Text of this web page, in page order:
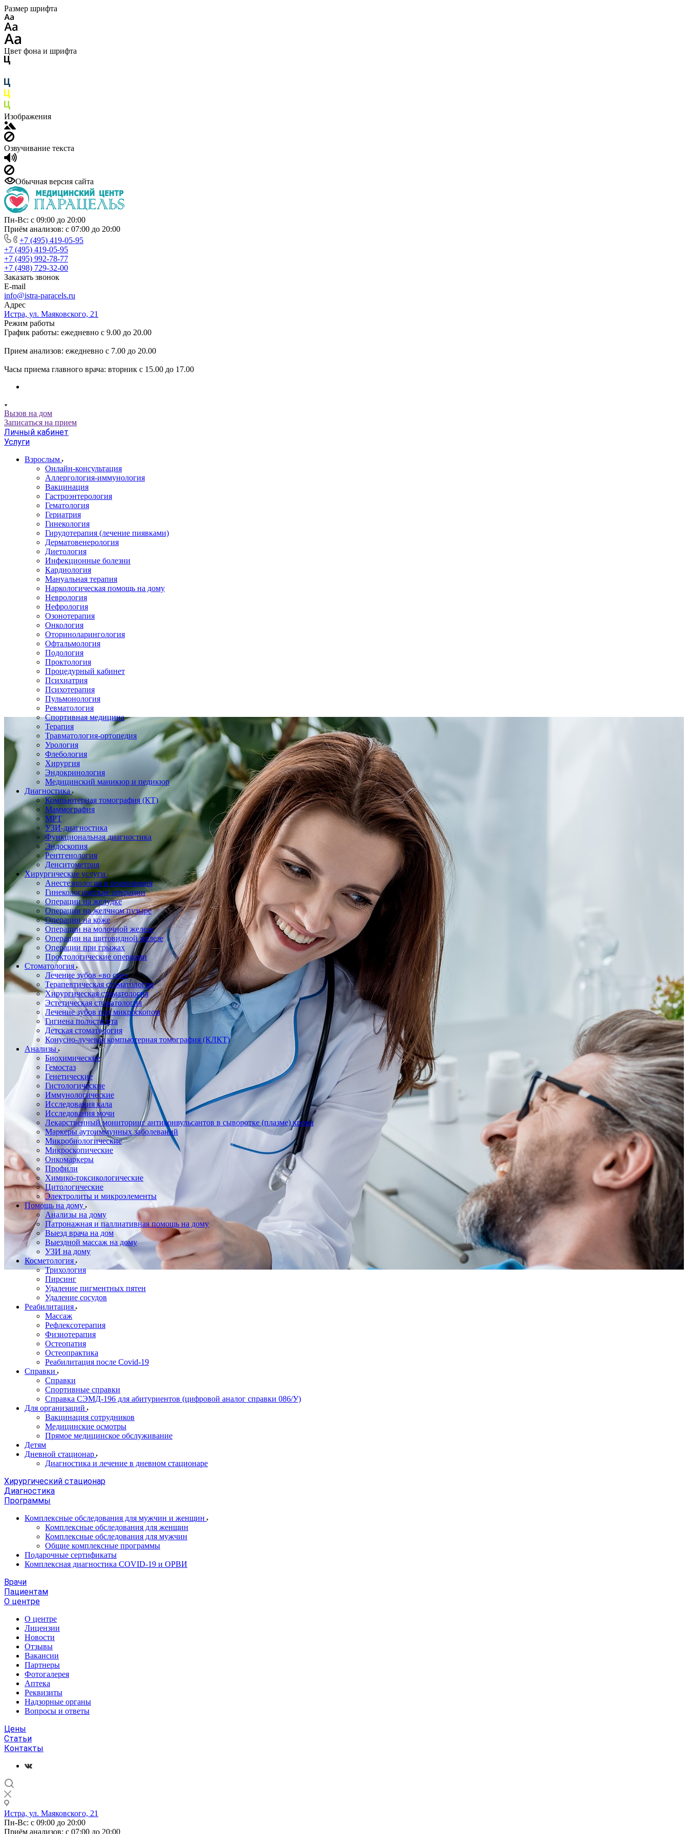
Размер шрифта
Цвет фона и шрифта
Изображения
Озвучивание текста
Обычная версия сайта
Пн-Вс: с 09:00 до 20:00
Приём анализов: с 07:00 до 20:00
+7 (495) 419-05-95
+7 (495) 419-05-95
+7 (495) 992-78-77
+7 (498) 729-32-00
Заказать звонок
E-mail
info@istra-paracels.ru
Адрес
Истра, ул. Маяковского, 21
Режим работы
График работы: ежедневно с 9.00 до 20.00
Прием анализов: ежедневно с 7.00 до 20.00
Часы приема главного врача: вторник с 15.00 до 17.00
Вызов на дом
Записаться на прием
Личный кабинет
Услуги
Взрослым
Онлайн-консультация
Аллергология-иммунология
Вакцинация
Гастроэнтерология
Гематология
Гериатрия
Гинекология
Гирудотерапия (лечение пиявками)
Дерматовенерология
Диетология
Инфекционные болезни
Кардиология
Мануальная терапия
Наркологическая помощь на дому
Неврология
Нефрология
Озонотерапия
Онкология
Оториноларингология
Офтальмология
Подология
Проктология
Процедурный кабинет
Психиатрия
Психотерапия
Пульмонология
Ревматология
Спортивная медицина
Терапия
Травматология-ортопедия
Урология
Флебология
Хирургия
Эндокринология
Медицинский маникюр и педикюр
Диагностика
Компьютерная томография (КТ)
Маммография
МРТ
УЗИ-диагностика
Функциональная диагностика
Эндоскопия
Рентгенология
Денситометрия
Хирургические услуги
Анестезиология и реанимация
Гинекологические операции
Операции на желудке
Операции на желчном пузыре
Операции на коже
Операции на молочной железе
Операции на щитовидной железе
Операции при грыжах
Проктологические операции
Стоматология
Лечение зубов «во сне»
Терапевтическая стоматология
Хирургическая стоматология
Эстетическая стоматология
Лечение зубов под микроскопом
Гигиена полости рта
Детская стоматология
Конусно-лучевая компьютерная томография (КЛКТ)
Анализы
Биохимические
Гемостаз
Генетические
Гистологические
Иммунологические
Исследования кала
Исследования мочи
Лекарственный мониторинг антиконвульсантов в сыворотке (плазме) крови
Маркеры аутоиммунных заболеваний
Микробиологические
Микроскопические
Онкомаркеры
Профили
Химико-токсикологические
Цитологические
Электролиты и микроэлементы
Помощь на дому
Анализы на дому
Патронажная и паллиативная помощь на дому
Выезд врача на дом
Выездной массаж на дому
УЗИ на дому
Косметология
Трихология
Пирсинг
Удаление пигментных пятен
Удаление сосудов
Реабилитация
Массаж
Рефлексотерапия
Физиотерапия
Остеопатия
Остеопрактика
Реабилитация после Covid-19
Справки
Справки
Спортивные справки
Справка СЭМД‑196 для абитуриентов (цифровой аналог справки 086/У)
Для организаций
Вакцинация сотрудников
Медицинские осмотры
Прямое медицинское обслуживание
Детям
Дневной стационар
Диагностика и лечение в дневном стационаре
Хирургический стационар
Диагностика
Программы
Комплексные обследования для мужчин и женщин
Комплексные обследования для женщин
Комплексные обследования для мужчин
Общие комплексные программы
Подарочные сертификаты
Комплексная диагностика COVID-19 и ОРВИ
Врачи
Пациентам
О центре
О центре
Лицензии
Новости
Отзывы
Вакансии
Партнеры
Фотогалерея
Аптека
Реквизиты
Надзорные органы
Вопросы и ответы
Цены
Статьи
Контакты
Истра, ул. Маяковского, 21
Пн-Вс: с 09:00 до 20:00
Приём анализов: с 07:00 до 20:00